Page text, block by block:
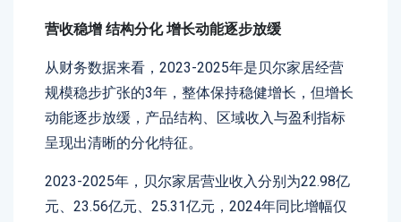
营收稳增 结构分化 增长动能逐步放缓
从财务数据来看，2023-2025年是贝尔家居经营
规模稳步扩张的3年，整体保持稳健增长，但增长
动能逐步放缓，产品结构、区域收入与盈利指标
呈现出清晰的分化特征。
2023-2025年，贝尔家居营业收入分别为22.98亿
元、23.56亿元、25.31亿元，2024年同比增幅仅